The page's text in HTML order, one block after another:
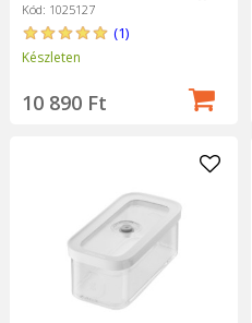
Kód: 1025127
(1)
Készleten
10 890 Ft